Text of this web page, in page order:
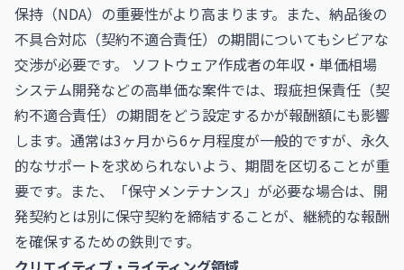
保持（NDA）の重要性がより高まります。また、納品後の
不具合対応（契約不適合責任）の期間についてもシビアな
交渉が必要です。 ソフトウェア作成者の年収・単価相場
システム開発などの高単価な案件では、瑕疵担保責任（契
約不適合責任）の期間をどう設定するかが報酬額にも影響
します。通常は3ヶ月から6ヶ月程度が一般的ですが、永久
的なサポートを求められないよう、期間を区切ることが重
要です。また、「保守メンテナンス」が必要な場合は、開
発契約とは別に保守契約を締結することが、継続的な報酬
を確保するための鉄則です。